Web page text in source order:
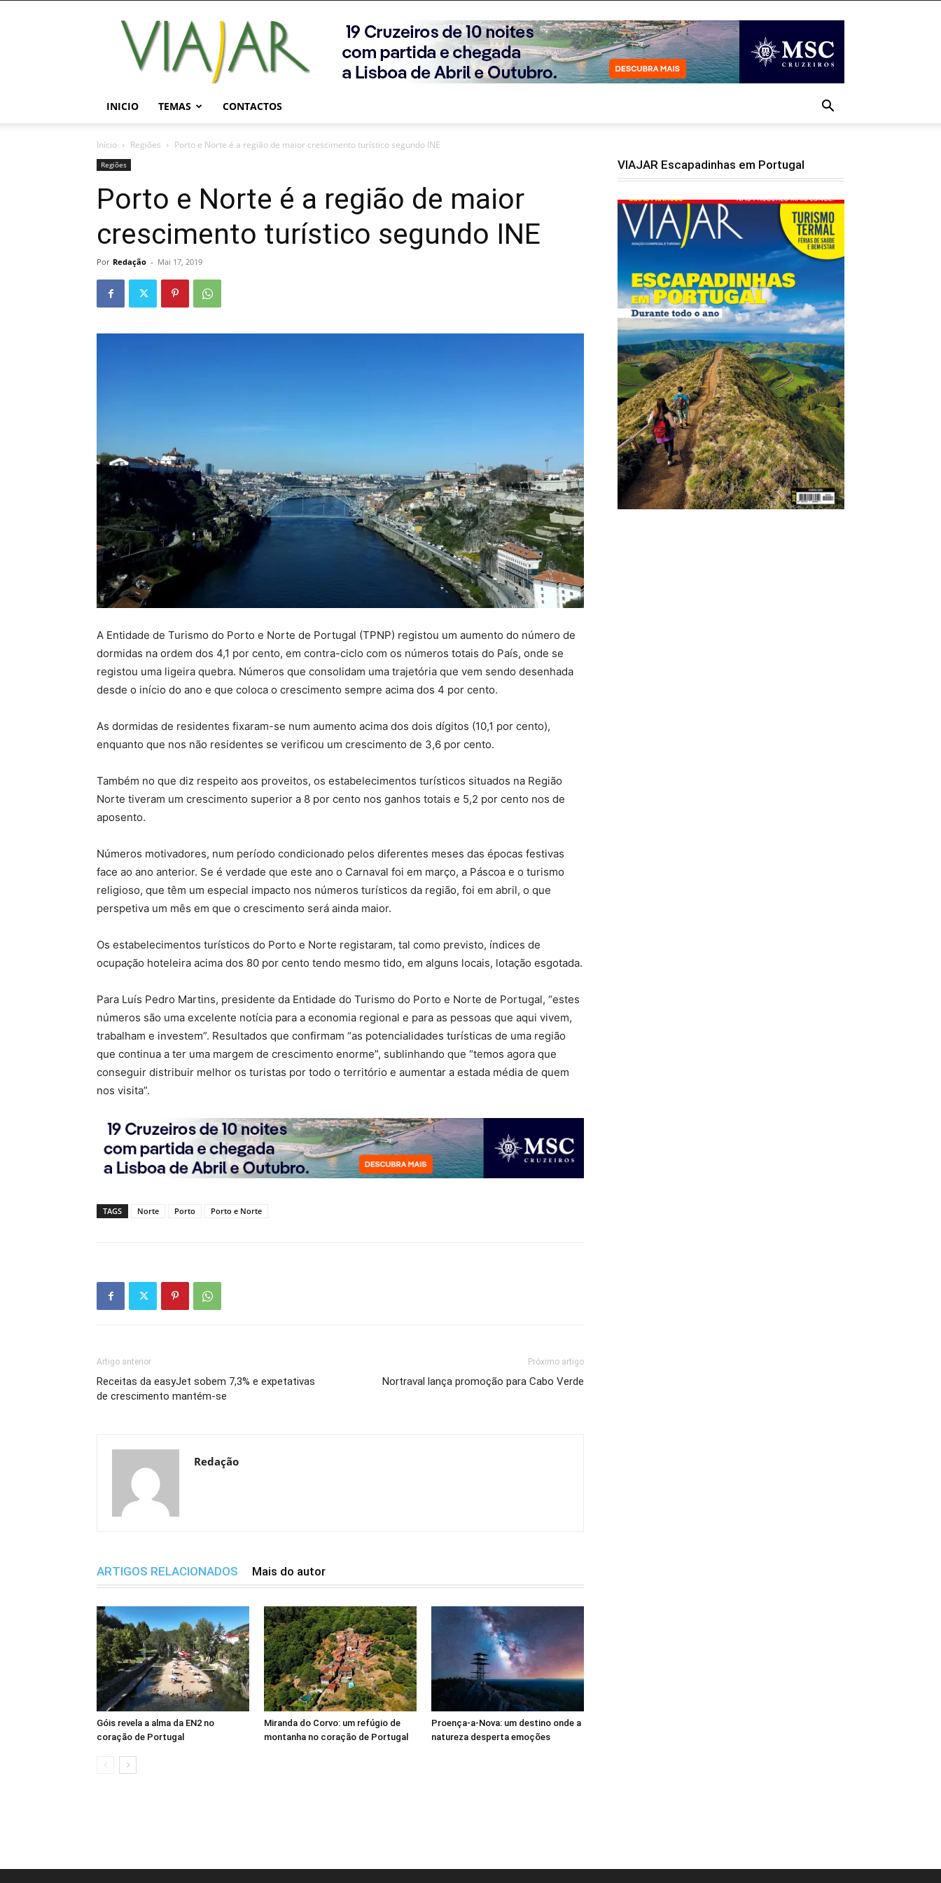
Viajar
Magazine
Online
INICIO TEMAS CONTACTOS
Início Regiões Porto e Norte é a região de maior crescimento turístico segundo INE
Regiões
Porto e Norte é a região de maior
crescimento turístico segundo INE
Por Redação - Mai 17, 2019
A Entidade de Turismo do Porto e Norte de Portugal (TPNP) registou um aumento do número de
dormidas na ordem dos 4,1 por cento, em contra-ciclo com os números totais do País, onde se
registou uma ligeira quebra. Números que consolidam uma trajetória que vem sendo desenhada
desde o início do ano e que coloca o crescimento sempre acima dos 4 por cento.
As dormidas de residentes fixaram-se num aumento acima dos dois dígitos (10,1 por cento),
enquanto que nos não residentes se verificou um crescimento de 3,6 por cento.
Também no que diz respeito aos proveitos, os estabelecimentos turísticos situados na Região
Norte tiveram um crescimento superior a 8 por cento nos ganhos totais e 5,2 por cento nos de
aposento.
Números motivadores, num período condicionado pelos diferentes meses das épocas festivas
face ao ano anterior. Se é verdade que este ano o Carnaval foi em março, a Páscoa e o turismo
religioso, que têm um especial impacto nos números turísticos da região, foi em abril, o que
perspetiva um mês em que o crescimento será ainda maior.
Os estabelecimentos turísticos do Porto e Norte registaram, tal como previsto, índices de
ocupação hoteleira acima dos 80 por cento tendo mesmo tido, em alguns locais, lotação esgotada.
Para Luís Pedro Martins, presidente da Entidade do Turismo do Porto e Norte de Portugal, “estes
números são uma excelente notícia para a economia regional e para as pessoas que aqui vivem,
trabalham e investem”. Resultados que confirmam “as potencialidades turísticas de uma região
que continua a ter uma margem de crescimento enorme”, sublinhando que “temos agora que
conseguir distribuir melhor os turistas por todo o território e aumentar a estada média de quem
nos visita”.
TAGS Norte Porto Porto e Norte
Artigo anterior
Receitas da easyJet sobem 7,3% e expetativas
de crescimento mantém-se
Próximo artigo
Nortraval lança promoção para Cabo Verde
Redação
ARTIGOS RELACIONADOS Mais do autor
Góis revela a alma da EN2 no
coração de Portugal
Miranda do Corvo: um refúgio de
montanha no coração de Portugal
Proença-a-Nova: um destino onde a
natureza desperta emoções
VIAJAR Escapadinhas em Portugal